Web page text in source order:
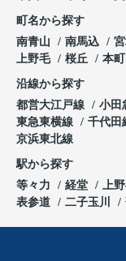
町名から探す
南青山
南馬込
上野毛
桜丘 本町
沿線から探す
都営大江戸線
小田
東急東横線
千代田
京浜東北線
駅から探す
等々力
経堂 上
表参道
二子玉川